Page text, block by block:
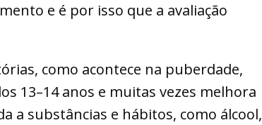
e é por isso que a avaliação
como acontece na puberdade,
13–14 anos e muitas vezes melhora
a substâncias e hábitos, como álcool,